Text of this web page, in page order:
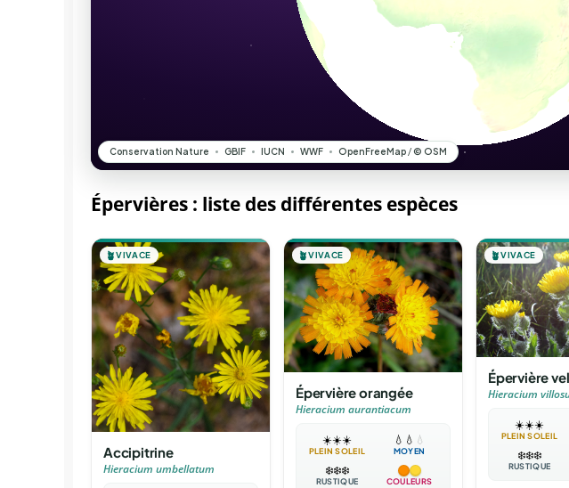
Épervières : liste des différentes espèces
🪴VIVACE
Accipitrine
Hieracium umbellatum
🪴VIVACE
Épervière orangée
Hieracium aurantiacum
☀️☀️☀️
PLEIN SOLEIL
💧 💧 💧
MOYEN
❄️❄️❄️
RUSTIQUE COULEURS
🪴VIVACE
Épervière
Hieracium
☀️☀️☀️
PLEIN SOLEIL
❄️❄️❄️
RUSTIQUE